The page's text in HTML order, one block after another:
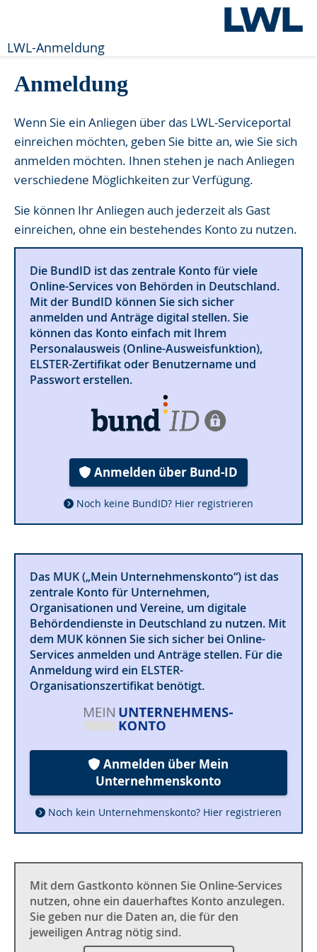
LWL-Anmeldung
Anmeldung
Wenn Sie ein Anliegen über das LWL-Serviceportal
einreichen möchten, geben Sie bitte an, wie Sie sich
anmelden möchten. Ihnen stehen je nach Anliegen
verschiedene Möglichkeiten zur Verfügung.
Sie können Ihr Anliegen auch jederzeit als Gast
einreichen, ohne ein bestehendes Konto zu nutzen.
Die BundID ist das zentrale Konto für viele
Online-Services von Behörden in Deutschland.
Mit der BundID können Sie sich sicher
anmelden und Anträge digital stellen. Sie
können das Konto einfach mit Ihrem
Personalausweis (Online-Ausweisfunktion),
ELSTER-Zertifikat oder Benutzername und
Passwort erstellen.
Anmelden über Bund-ID
Noch keine BundID? Hier registrieren
Das MUK („Mein Unternehmenskonto“) ist das
zentrale Konto für Unternehmen,
Organisationen und Vereine, um digitale
Behördendienste in Deutschland zu nutzen. Mit
dem MUK können Sie sich sicher bei Online-
Services anmelden und Anträge stellen. Für die
Anmeldung wird ein ELSTER-
Organisationszertifikat benötigt.
Anmelden über Mein
Unternehmenskonto
Noch kein Unternehmenskonto? Hier registrieren
Mit dem Gastkonto können Sie Online-Services
nutzen, ohne ein dauerhaftes Konto anzulegen.
Sie geben nur die Daten an, die für den
jeweiligen Antrag nötig sind.